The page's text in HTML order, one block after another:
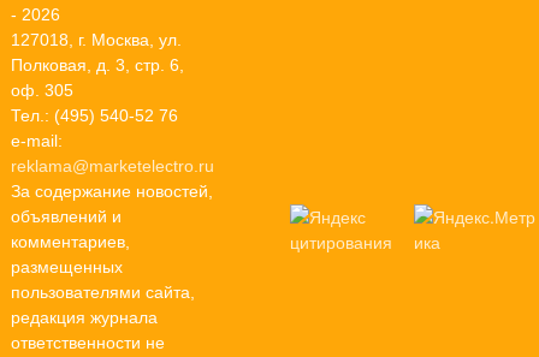
- 2026
127018, г. Москва, ул.
Полковая, д. 3, стр. 6,
оф. 305
Тел.: (495) 540-52 76
e-mail:
reklama@marketelectro.ru
За содержание новостей,
объявлений и
комментариев,
размещенных
пользователями сайта,
редакция журнала
ответственности не